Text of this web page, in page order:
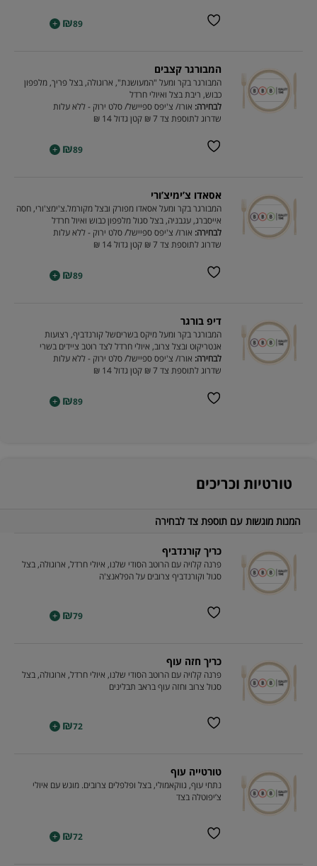
₪89
+
המבורגר קצבים
המבורגר בקר ומעל "המעושנת", ארוגולה, בצל פריך, מלפפון
כבוש, ריבת בצל ואיולי חרדל
לבחירה: אורז/ צ'יפס ספיישל/ סלט ירוק - ללא עלות
שדרוג לתוספת צד 7 ₪ קטן גדול 14 ₪
₪89
+
אסאדו צ’ימיצ’ורי
המבורגר בקר ומעל אסאדו מפורק ובצל מקורמל.צ'ימצ'ורי, חסה
אייסברג, עגבניה, בצל סגול מלפפון כבוש ואיול חרדל
לבחירה: אורז/ צ'יפס ספיישל/ סלט ירוק - ללא עלות
שדרוג לתוספת צד 7 ₪ קטן גדול 14 ₪
₪89
+
דיפ בורגר
המבורגר בקר ומעל מיקס בשריםשל קורנדביף, רצועות
אנטריקוט ובצל צרוב, איולי חרדל לצד רוטב ציידים בשרי
לבחירה: אורז/ צ'יפס ספיישל/ סלט ירוק - ללא עלות
שדרוג לתוספת צד 7 ₪ קטן גדול 14 ₪
₪89
+
טורטיות וכריכים
המנות מוגשות עם תוספת צד לבחירה
כריך קורנדביף
פרנה קלויה עם הרוטב הסודי שלנו, איולי חרדל, ארוגולה, בצל
סגול וקורנדביף צרובים על הפלאנצ'ה
₪79
+
כריך חזה עוף
פרנה קלויה עם הרוטב הסודי שלנו, איולי חרדל, ארוגולה, בצל
סגול צרוב וחזה עוף בראב תבלינים
₪72
+
טורטייה עוף
נתחי עוף, גווקאמולי, בצל ופלפלים צרובים. מוגש עם איולי
צ’יפוטלה בצד
₪72
+